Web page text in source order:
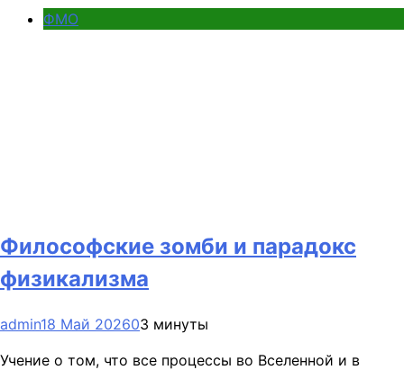
ФМО
Философские зомби и парадокс
физикализма
admin18 Май 202603 минуты
Учение о том, что все процессы во Вселенной и в